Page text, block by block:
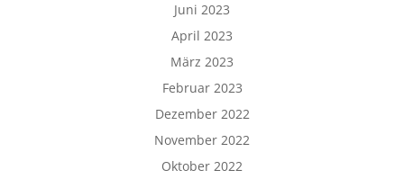
Juni 2023
April 2023
März 2023
Februar 2023
Dezember 2022
November 2022
Oktober 2022